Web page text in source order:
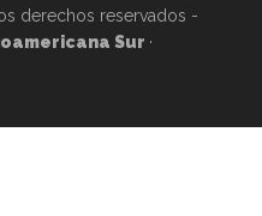
derechos reservados -
Sur ·